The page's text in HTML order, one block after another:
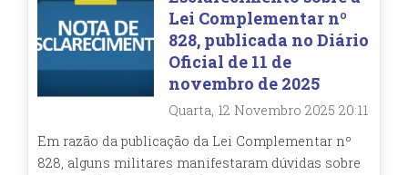
Lei Complementar nº
828, publicada no Diário
Oficial de 11 de
novembro de 2025
Quarta, 12 Novembro 2025 20:11
Em razão da publicação da Lei Complementar nº
828, alguns militares manifestaram dúvidas sobre